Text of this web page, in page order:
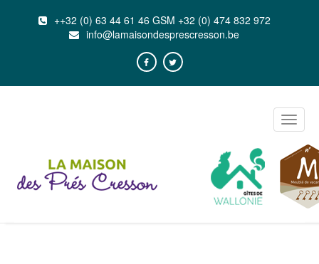
++32 (0) 63 44 61 46 GSM +32 (0) 474 832 972
info@lamaisondesprescresson.be
Toggle